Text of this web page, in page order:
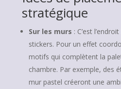
stratégique
Sur les murs : C’est
stickers. Pour un effet
motifs qui complètent la
chambre. Par exemple, des
mur pastel créeront une